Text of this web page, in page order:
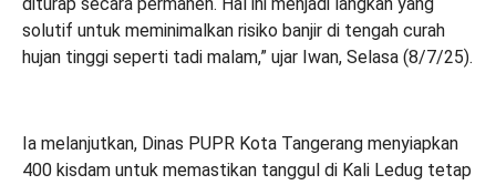
solutif untuk meminimalkan risiko banjir di tengah curah
hujan tinggi seperti tadi malam,” ujar Iwan, Selasa (8/7/25).
Ia melanjutkan, Dinas PUPR Kota Tangerang menyiapkan
400 kisdam untuk memastikan tanggul di Kali Ledug tetap